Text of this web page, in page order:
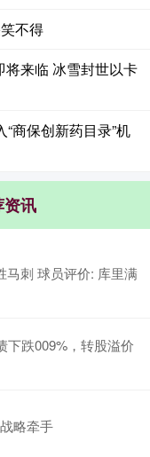
不得
来临 冰雪封世以卡
商保创新药目录”机
讯
马刺 球员评价: 库里满
下跌009%，转股溢价
略牵手